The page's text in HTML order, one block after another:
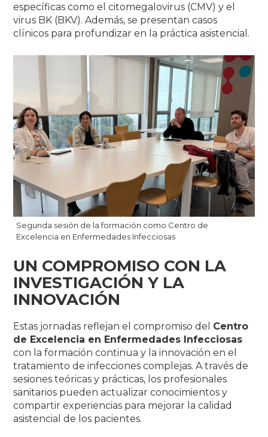
específicas como el citomegalovirus (CMV) y el
virus BK (BKV). Además, se presentan casos
clínicos para profundizar en la práctica asistencial.
Segunda sesión de la formación como Centro de
Excelencia en Enfermedades Infecciosas
UN COMPROMISO CON LA
INVESTIGACIÓN Y LA
INNOVACIÓN
Estas jornadas reflejan el compromiso del Centro
de Excelencia en Enfermedades Infecciosas
con la formación continua y la innovación en el
tratamiento de infecciones complejas. A través de
sesiones teóricas y prácticas, los profesionales
sanitarios pueden actualizar conocimientos y
compartir experiencias para mejorar la calidad
asistencial de los pacientes.